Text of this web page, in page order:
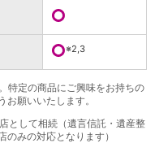
※2,3
特定の商品にご興味をお持ちの
願いいたします。
として相続（遺言信託・遺産整
みの対応となります）